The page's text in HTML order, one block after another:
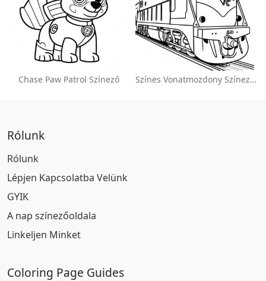
Chase Paw Patrol Színező Színes Vonatmozdony Színezőlap
Rólunk
Rólunk
Lépjen Kapcsolatba Velünk
GYIK
A nap színezőoldala
Linkeljen Minket
Coloring Page Guides